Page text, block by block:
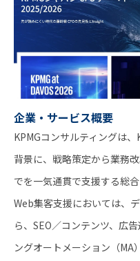
企業・サービス概要
KPMGコンサルティングは
背景に、戦略策定から業務
でを一気通貫で支援する総
Web集客支援においては、
ら、SEO／コンテンツ、広
ングオートメーション（MA